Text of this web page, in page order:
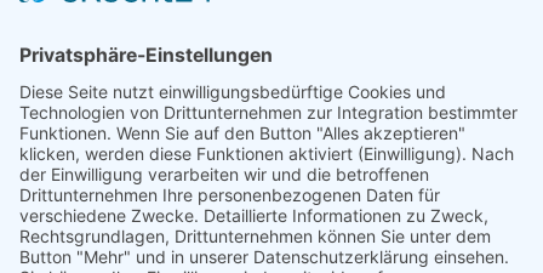
+49 7123 35472
info@tsv-riederich.de
Dienstag 16:00-18:00 Uhr